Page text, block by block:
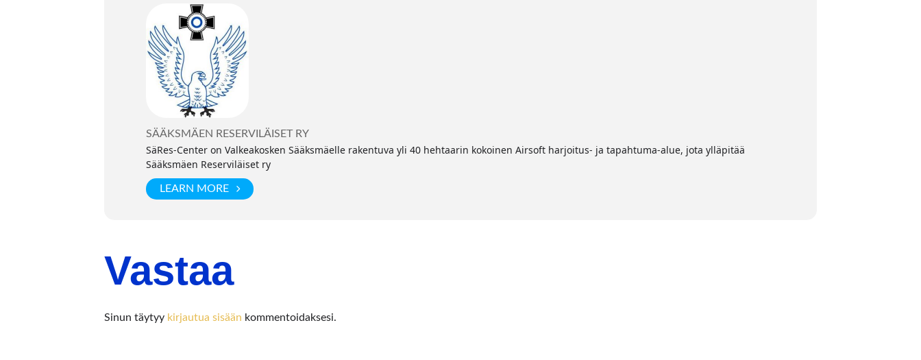
SÄÄKSMÄEN RESERVILÄISET RY
SäRes-Center on Valkeakosken Sääksmäelle rakentuva yli 40 hehtaarin kokoinen Airsoft harjoitus- ja tapahtuma-alue, jota ylläpitää
Sääksmäen Reserviläiset ry
LEARN MORE
Vastaa
Sinun täytyy kirjautua sisään kommentoidaksesi.